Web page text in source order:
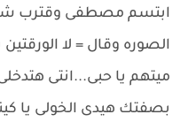
ابتسم مصطفى وقترب
الصوره وقال = لا
ميتهم يا حبى...انتى
بصفتك هيدى الخولى يا